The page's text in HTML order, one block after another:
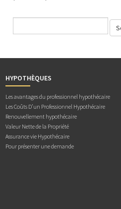
HYPOTHÈQUES
Les avantages du professionnel hypothécaire
Les Coûts D’un Professionnel Hypothécaire
Renouvellement hypothécaire
Valeur Nette de la Propriété
Assurance vie Hypothécaire
Pour présenter une demande